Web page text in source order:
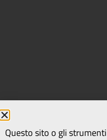
Questo sito o gli